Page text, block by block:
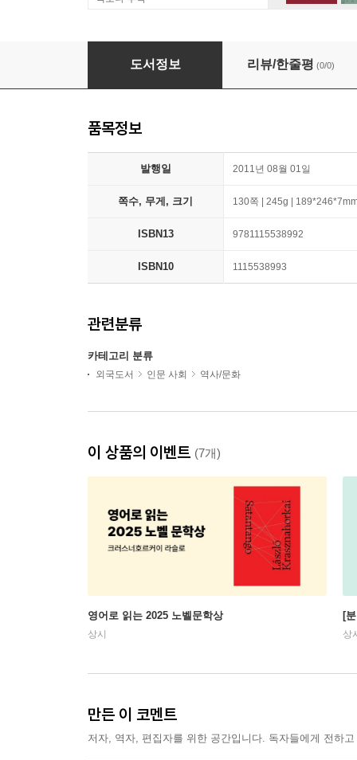
The Future of the Railroads
도서정보 리뷰/한줄평 (0/0)
품목정보
발행일 2011년 08월 01일
쪽수, 무게, 크기 130쪽 | 245g |
ISBN13 9781115538992
ISBN10 1115538993
관련분류
카테고리 분류
외국도서 인문 사회 역사/문화
이 상품의 이벤트 (7개)
영어로 읽는 2025 노벨문학상
상시
[
상
만든 이 코멘트
저자, 역자, 편집자를 위한 공간입니다. 독자들에게 전하